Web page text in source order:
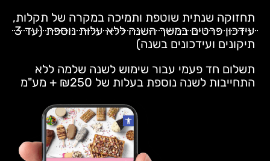
תחזוקה שנתית שוטפת ותמיכה במקרה של תקלות,
עידכון פרטים במשך השנה ללא עלות נוספת (עד 3
תיקונים ועידכונים בשנה)
תשלום חד פעמי עבור שימוש לשנה שלמה ללא
התחייבות לשנה נוספת בעלות של ₪250 + מע"מ